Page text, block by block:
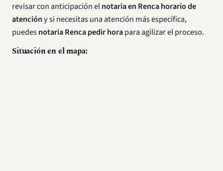
revisar con anticipación elnotaria en Renca horario de
atencióny si necesitas una atención más específica,
puedesnotaria Renca pedir horapara agilizar el proceso.
Situación en el mapa: